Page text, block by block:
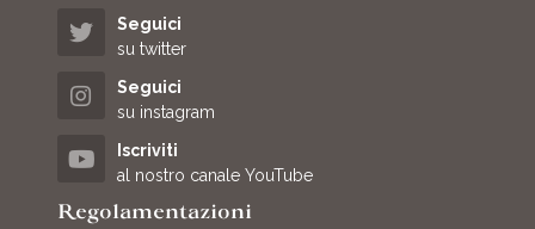
Seguici
su twitter
Seguici
su instagram
Iscriviti
al nostro canale YouTube
Regolamentazioni